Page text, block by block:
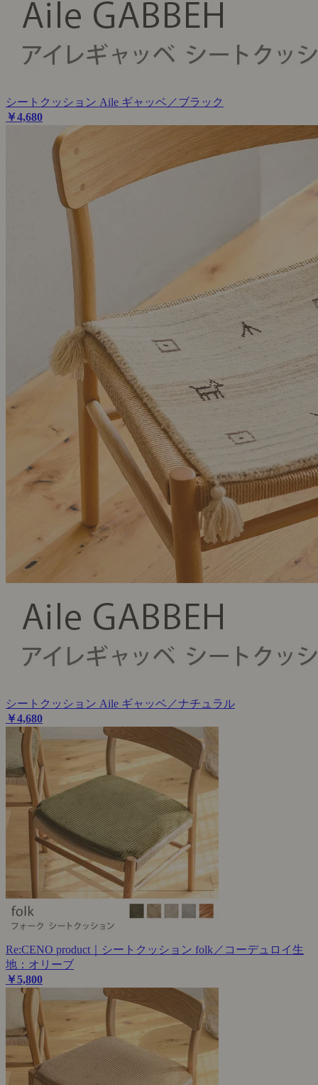
シートクッション Aile ギャッベ／ブラック
￥4,680
シートクッション Aile ギャッベ／ナチュラル
￥4,680
Re:CENO product｜シートクッション folk／コーデュロイ生
地：オリーブ
￥5,800